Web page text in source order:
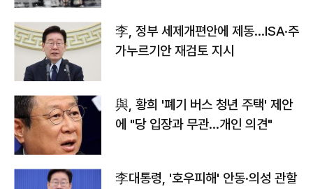
李, 정부 세제개편안에 제동…ISA·주
가누르기안 재검토 지시
與, 황희 '폐기 버스 청년 주택' 제안
에 "당 입장과 무관…개인 의견"
李대통령, '호우피해' 안동·의성 관할